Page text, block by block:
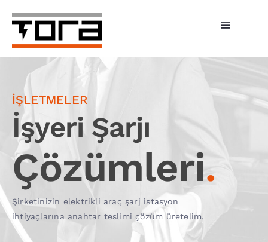
content
Toggle
Hizmetlerimiz
Şarj Üniteleri
Bireysel Şarj
İşletmeler
Tora Şarj
Fiyatlar
İŞLETMELER
İşyeri Şarjı
Çözümleri.
Şirketinizin elektrikli araç şarj istasyon
ihtiyaçlarına anahtar teslimi çözüm üretelim.